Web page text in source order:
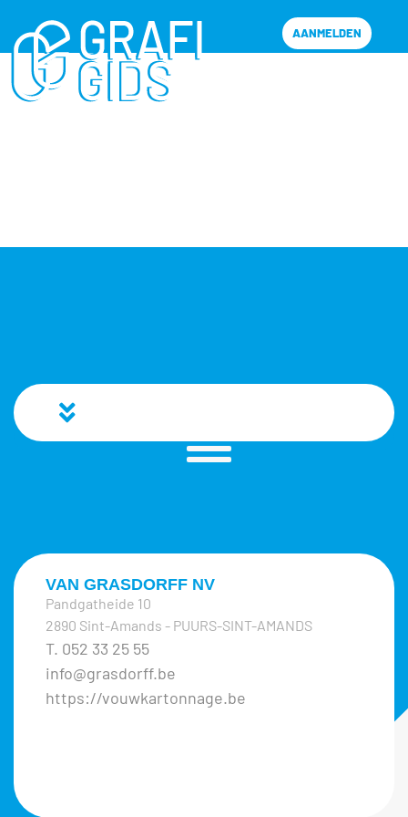
AANMELDEN
VAN GRASDORFF NV
Pandgatheide 10
2890 Sint-Amands - PUURS-SINT-AMANDS
T. 052 33 25 55
info@grasdorff.be
https://vouwkartonnage.be